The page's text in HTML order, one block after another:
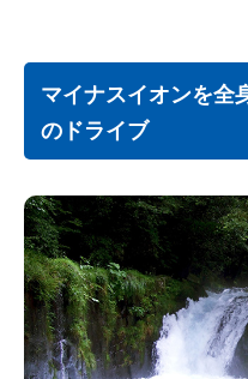
マイナスイオンを全
のドライブ